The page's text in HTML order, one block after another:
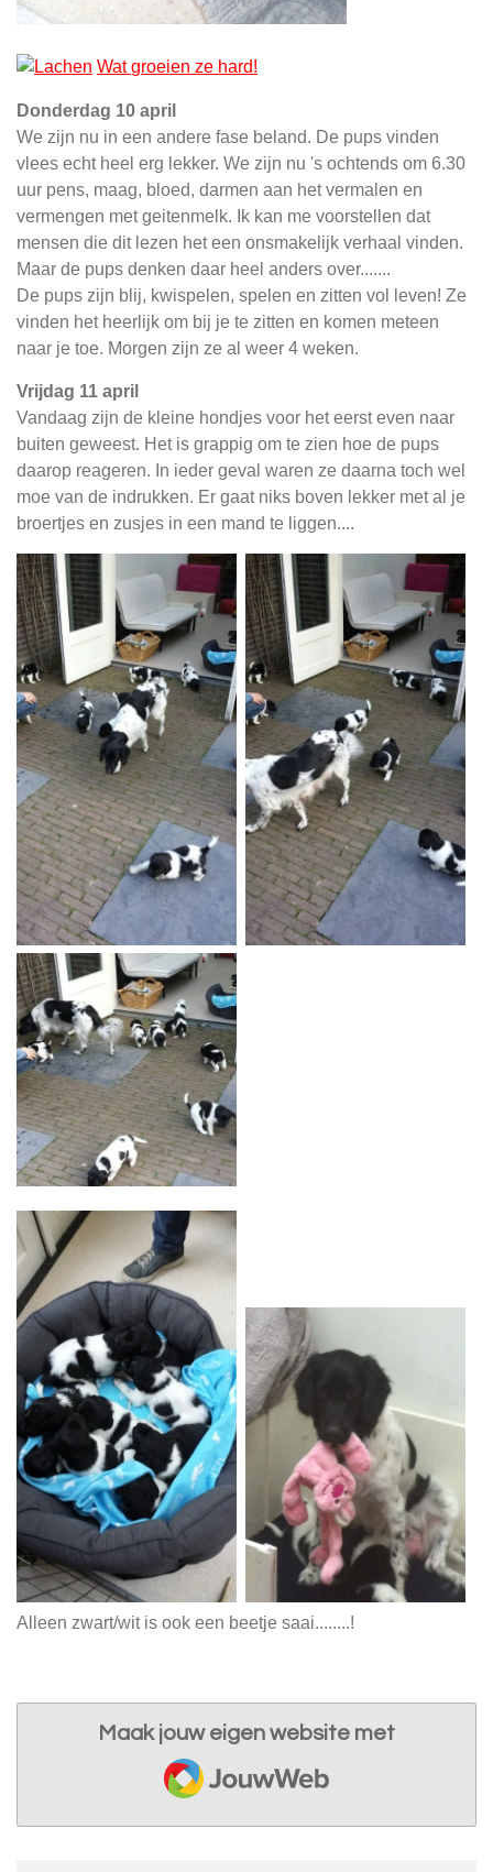
Wat groeien ze hard!
Donderdag 10 april
We zijn nu in een andere fase beland. De pups vinden
vlees echt heel erg lekker. We zijn nu 's ochtends om 6.30
uur pens, maag, bloed, darmen aan het vermalen en
vermengen met geitenmelk. Ik kan me voorstellen dat
mensen die dit lezen het een onsmakelijk verhaal vinden.
Maar de pups denken daar heel anders over.......
De pups zijn blij, kwispelen, spelen en zitten vol leven! Ze
vinden het heerlijk om bij je te zitten en komen meteen
naar je toe. Morgen zijn ze al weer 4 weken.
Vrijdag 11 april
Vandaag zijn de kleine hondjes voor het eerst even naar
buiten geweest. Het is grappig om te zien hoe de pups
daarop reageren. In ieder geval waren ze daarna toch wel
moe van de indrukken. Er gaat niks boven lekker met al je
broertjes en zusjes in een mand te liggen....
Alleen zwart/wit is ook een beetje saai........!
Maak jouw eigen website met
JouwWeb